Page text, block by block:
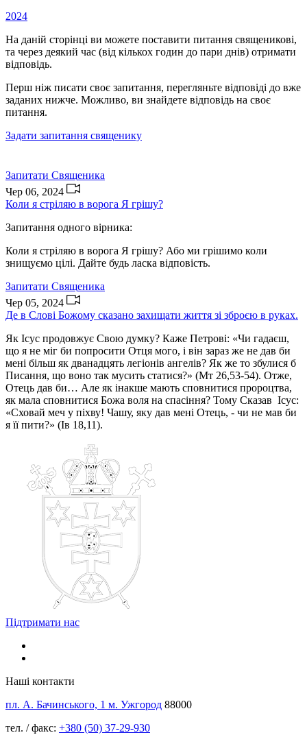
2024
На даній сторінці ви можете поставити питання священикові,
та через деякий час (від кількох годин до пари днів) отримати
відповідь.
Перш ніж писати своє запитання, перегляньте відповіді до вже
заданих нижче. Можливо, ви знайдете відповідь на своє
питання.
Задати запитання священику
Запитати Священика
Чер 06, 2024
Коли я стріляю в ворога Я грішу?
Запитання одного вірника:
Коли я стріляю в ворога Я грішу? Або ми грішимо коли
знищуємо цілі. Дайте будь ласка відповість.
Запитати Священика
Чер 05, 2024
Де в Слові Божому сказано захищати життя зі зброєю в руках.
Як Ісус продовжує Свою думку? Каже Петрові: «Чи гадаєш,
що я не міг би попросити Отця мого, і він зараз же не дав би
мені більш як дванадцять легіонів ангелів? Як же то збулися б
Писання, що воно так мусить статися?» (Мт 26,53-54). Отже,
Отець дав би… Але як інакше мають сповнитися пророцтва,
як мала сповнитися Божа воля на спасіння? Тому Сказав Ісус:
«Сховай меч у піхву! Чашу, яку дав мені Отець, - чи не мав би
я її пити?» (Ів 18,11).
Підтримати нас
Наші контакти
пл. А. Бачинського, 1 м. Ужгород 88000
тел. / факс: +380 (50) 37-29-930